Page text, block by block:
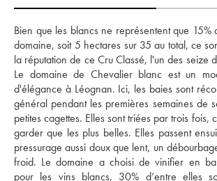
Bien que les blancs ne représentent que 15%
domaine, soit 5 hectares sur 35 au total, ce
la réputation de ce Cru Classé, l'un des seize
Le domaine de Chevalier blanc est un
d'élégance à Léognan. Ici, les baies sont
général pendant les premières semaines de
petites cagettes. Elles sont triées par trois fois,
garder que les plus belles. Elles passent
pressurage aussi doux que lent, un
froid. Le domaine a choisi de vinifier en
pour les vins blancs, 30% d’entre elles